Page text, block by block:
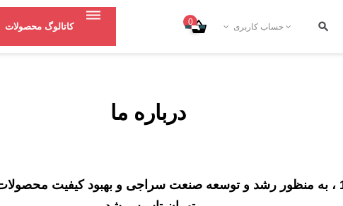
حساب کاربری 0 کاتالوگ محصولات
درباره ما